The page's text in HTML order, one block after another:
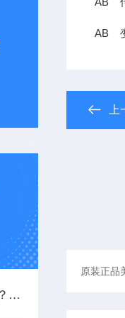
《流浪地球2》的科技有多硬？工业移动机器人首登大银幕
AB